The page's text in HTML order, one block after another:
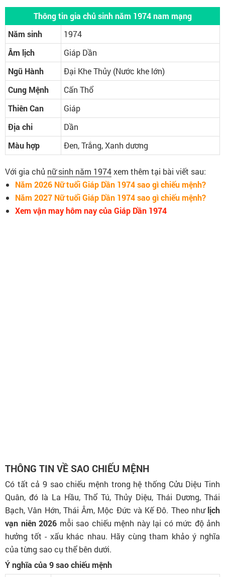
Thông tin gia chủ sinh năm 1974 nam mạng
Năm sinh
1974
Âm lịch
Giáp Dần
Ngũ Hành
Đại Khe Thủy (Nước khe lớn)
Cung Mệnh
Cấn Thổ
Thiên Can
Giáp
Địa chi
Dần
Màu hợp
Đen, Trắng, Xanh dương
Với gia chủ nữ sinh năm 1974xem thêm tại bài viết sau:
Năm 2026 Nữ tuổi Giáp Dần 1974 sao gì chiếu mệnh?
Năm 2027 Nữ tuổi Giáp Dần 1974 sao gì chiếu mệnh?
Xem vận may hôm nay của Giáp Dần 1974
THÔNG TIN VỀ SAO CHIẾU MỆNH
Có tất cả 9 sao chiếu mệnh trong hệ thống Cửu Diệu Tinh
Quân, đó là La Hầu, Thổ Tú, Thủy Diệu, Thái Dương, Thái
Bạch, Vân Hớn, Thái Âm, Mộc Đức và Kế Đô. Theo nhưlịch
vạn niên 2026 mỗi sao chiếu mệnh này lại có mức độ ảnh
hưởng tốt - xấu khác nhau. Hãy cùng tham khảo ý nghĩa
của từng sao cụ thể bên dưới.
Ý nghĩa của 9 sao chiếu mệnh